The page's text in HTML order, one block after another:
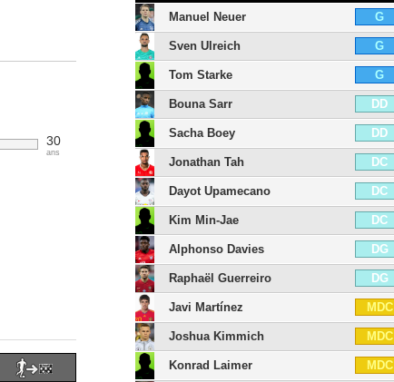
30
ans
Manuel Neuer
G
Sven Ulreich G
Tom Starke G
Bouna Sarr DD
Sacha Boey DD
Jonathan Tah DC
Dayot Upamecano DC
Kim Min-Jae DC
Alphonso Davies DG
Raphaël Guerreiro DG
Javi Martínez MDC
Joshua Kimmich MDC
Konrad Laimer MDC